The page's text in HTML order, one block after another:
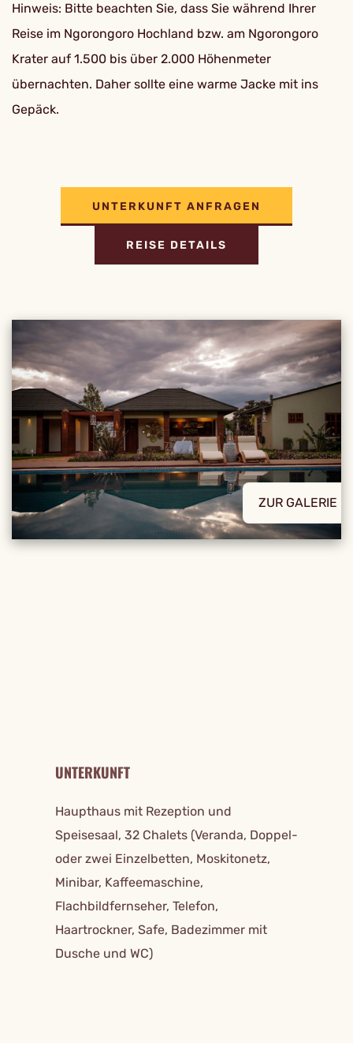
Hinweis: Bitte beachten Sie, dass Sie während Ihrer
Reise im Ngorongoro Hochland bzw. am Ngorongoro
Krater auf 1.500 bis über 2.000 Höhenmeter
übernachten. Daher sollte eine warme Jacke mit ins
Gepäck.
UNTERKUNFT ANFRAGEN
REISE DETAILS
ZUR GALERIE
UNTERKUNFT
Haupthaus mit Rezeption und
Speisesaal, 32 Chalets (Veranda, Doppel-
oder zwei Einzelbetten, Moskitonetz,
Minibar, Kaffeemaschine,
Flachbildfernseher, Telefon,
Haartrockner, Safe, Badezimmer mit
Dusche und WC)